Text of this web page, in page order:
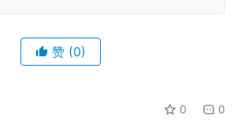
赞 (0)
0 0